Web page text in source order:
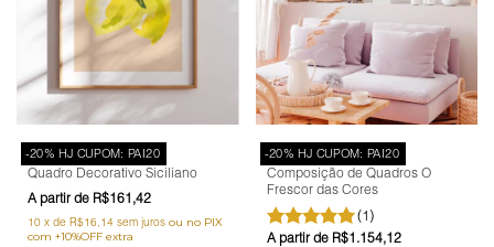
-20% HJ CUPOM: PAI20
Quadro Decorativo Siciliano
R$161,42
10 x de R$16,14 sem juros
-20% HJ CUPOM: PAI20
Composição de Quadros O
Frescor das Cores
(1)
R$1.154,12